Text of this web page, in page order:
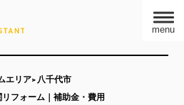
menu
エリア
八千代市
フォーム｜補助金・費用